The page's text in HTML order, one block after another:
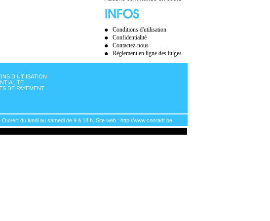
Conditions d'utilisation
Confidentialité
Contactez-nous
Règlement en ligne des litiges
D UTIISATION
DE PAYEMENT
du lundi au samedi de 9 à 18 h. Site web : http://www.conradt.be